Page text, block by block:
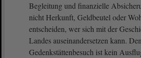
Begleitung und finanzielle
nicht Herkunft, Geldbeutel oder
entscheiden, wer sich mit der
Landes auseinandersetzen kann.
Gedenkstättenbesuch ist kein